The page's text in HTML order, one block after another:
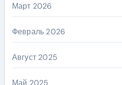
Март 2026
Февраль 2026
Август 2025
Май 2025